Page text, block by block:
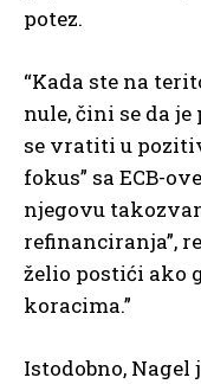
potez.
“Kada ste na
nule, čini se da
se vratiti u
fokus” sa ECB-
njegovu
refinanciranja”,
želio postići ako
koracima.”
Istodobno,